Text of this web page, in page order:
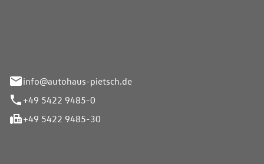
info@autohaus-pietsch.de
+49 5422 9485-0
+49 5422 9485-30